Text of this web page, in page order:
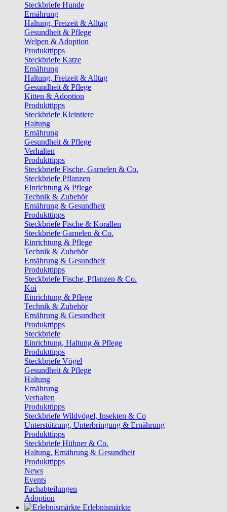
Steckbriefe Hunde
Ernährung
Haltung, Freizeit & Alltag
Gesundheit & Pflege
Welpen & Adoption
Produkttipps
Steckbriefe Katze
Ernährung
Haltung, Freizeit & Alltag
Gesundheit & Pflege
Kitten & Adoption
Produkttipps
Steckbriefe Kleintiere
Haltung
Ernährung
Gesundheit & Pflege
Verhalten
Produkttipps
Steckbriefe Fische, Garnelen & Co.
Steckbriefe Pflanzen
Einrichtung & Pflege
Technik & Zubehör
Ernährung & Gesundheit
Produkttipps
Steckbriefe Fische & Korallen
Steckbriefe Garnelen & Co.
Einrichtung & Pflege
Technik & Zubehör
Ernährung & Gesundheit
Produkttipps
Steckbriefe Fische, Pflanzen & Co.
Koi
Einrichtung & Pflege
Technik & Zubehör
Ernährung & Gesundheit
Produkttipps
Steckbriefe
Einrichtung, Haltung & Pflege
Produkttipps
Steckbriefe Vögel
Gesundheit & Pflege
Haltung
Ernährung
Verhalten
Produkttipps
Steckbriefe Wildvögel, Insekten & Co
Unterstützung, Unterbringung & Ernährung
Produkttipps
Steckbriefe Hühner & Co.
Haltung, Ernährung & Gesundheit
Produkttipps
News
Events
Fachabteilungen
Adoption
Erlebnismärkte